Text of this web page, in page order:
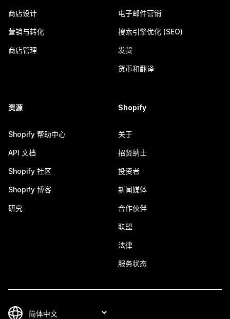
商店设计
营销与转化
商店管理
电子邮件营销
搜索引擎优化 (SEO)
发货
货币和翻译
资源
Shopify 帮助中心
API 文档
Shopify 社区
Shopify 博客
研究
Shopify
关于
招贤纳士
投资者
新闻媒体
合作伙伴
联盟
法律
服务状态